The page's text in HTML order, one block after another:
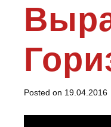
Posted on 19.04.2016